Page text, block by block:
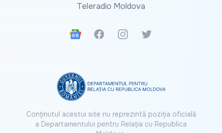
Teleradio Moldova
Google News
FacebookInstagramTwitter
Conținutul acestui site nu reprezintă poziția oficială
a Departamentului pentru Relația cu Republica